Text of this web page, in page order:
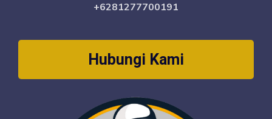
+6281277700191
Hubungi Kami